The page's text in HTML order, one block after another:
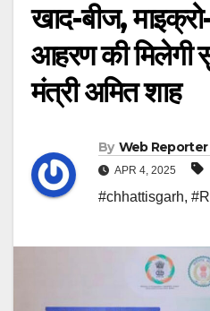
खाद-बीज,
आहरण की मिलेगी
मंत्री अमित शाह
By Web
APR 4, 2025
#chhattisgarh,